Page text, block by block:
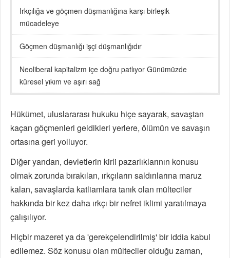
Irkçılığa ve göçmen düşmanlığına karşı birleşik
mücadeleye
Göçmen düşmanlığı işçi düşmanlığıdır
Neoliberal kapitalizm içe doğru patlıyor Günümüzde
küresel yıkım ve aşırı sağ
Hükümet, uluslararası hukuku hiçe sayarak, savaştan
kaçan göçmenleri geldikleri yerlere, ölümün ve savaşın
ortasına geri yolluyor.
Diğer yandan, devletlerin kirli pazarlıklarının konusu
olmak zorunda bırakılan, ırkçıların saldırılarına maruz
kalan, savaşlarda katliamlara tanık olan mülteciler
hakkında bir kez daha ırkçı bir nefret iklimi yaratılmaya
çalışılıyor.
Hiçbir mazeret ya da 'gerekçelendirilmiş' bir iddia kabul
edilemez. Söz konusu olan mülteciler olduğu zaman,